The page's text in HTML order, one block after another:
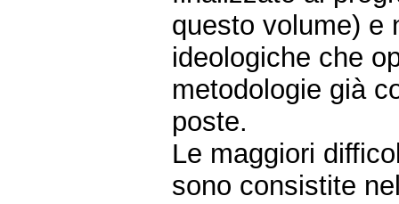
questo volume) e
ideologiche che
metodologie già
poste.
Le maggiori
sono consistite